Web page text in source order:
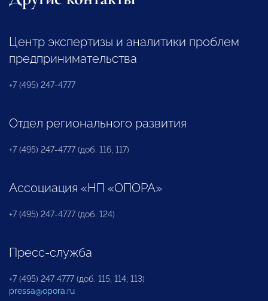
Центр экспертизы и аналитики проблем
предпринимательства
+7 (495) 247-4777
Отдел регионального развития
+7 (495) 247-4777 (доб. 116, 117)
Ассоциация «НП «ОПОРА»
+7 (495) 247-4777 (доб. 124)
Пресс-служба
+7 (495) 247 4777 (доб. 115, 114, 113)
pressa@opora.ru